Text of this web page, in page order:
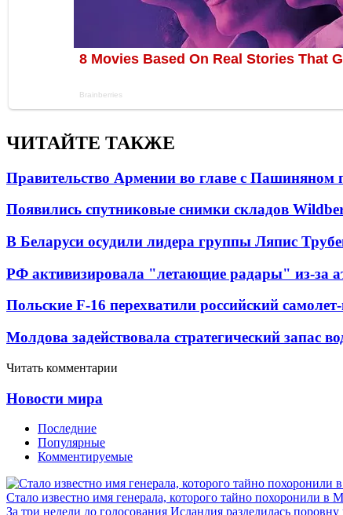
ЧИТАЙТЕ ТАКЖЕ
Правительство Армении во главе с Пашиняном
Появились спутниковые снимки складов
В Беларуси осудили лидера группы Ляпис
РФ активизировала "летающие радары" из-за
Польские F-16 перехватили российский
Молдова задействовала стратегический запас
Читать комментарии
Новости мира
Последние
Популярные
Комментируемые
Стало известно имя генерала, которого тайно похоронили в
За три недели до голосования Исландия разделилась